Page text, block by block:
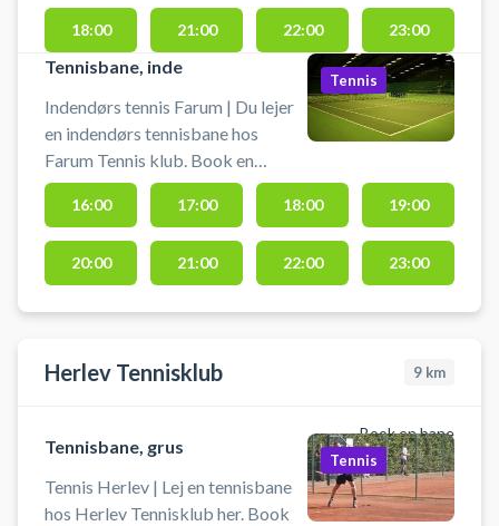
på en grusbane i byens tennisklub.
Gratis parkering ved
tennisbanerne i Farum.
18:00 21:00 22:00 23:00
Tennisbane, inde
Indendørs tennis Farum | Du lejer
en indendørs tennisbane hos
Farum Tennis klub. Book en
indendørs tennisbane og spil
tennis i Farum i en indendørs
tennishal. Medbring selv ketcher
og bolde. Der er gratis parkering
bad.
Tennis
16:00 17:00 18:00 19:00
20:00 21:00 22:00 23:00
Herlev Tennisklub 9 km
Book en bane
Tennisbane, grus
Tennis Herlev | Lej en tennisbane
hos Herlev Tennisklub her. Book
Tennis